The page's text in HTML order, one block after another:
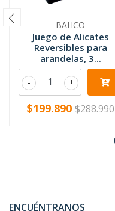
BAHCO
Juego de Alicates
Reversibles para
arandelas, 3...
+
-
$199.890 $288.990
ENCUÉNTRANOS